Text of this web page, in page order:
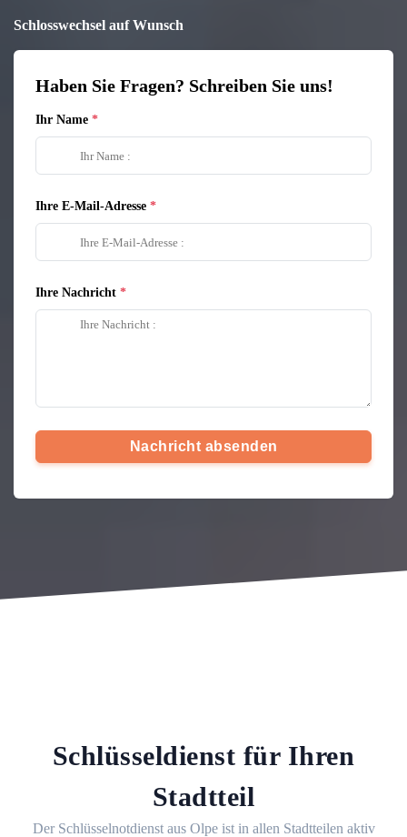
Schlosswechsel auf Wunsch
Haben Sie Fragen? Schreiben Sie uns!
Ihr Name
Ihre E-Mail-Adresse
Ihre Nachricht
Nachricht absenden
Schlüsseldienst für Ihren
Stadtteil
Der Schlüsselnotdienst aus Olpe ist in allen Stadtteilen aktiv